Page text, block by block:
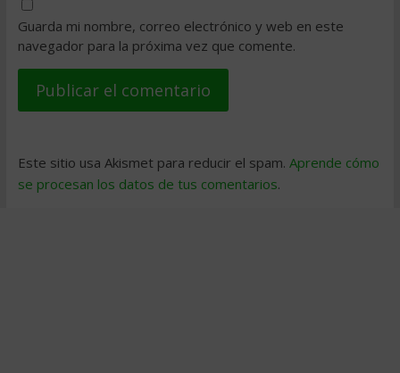
Guarda mi nombre, correo electrónico y web en este
navegador para la próxima vez que comente.
Este sitio usa Akismet para reducir el spam. Aprende cómo
se procesan los datos de tus comentarios.